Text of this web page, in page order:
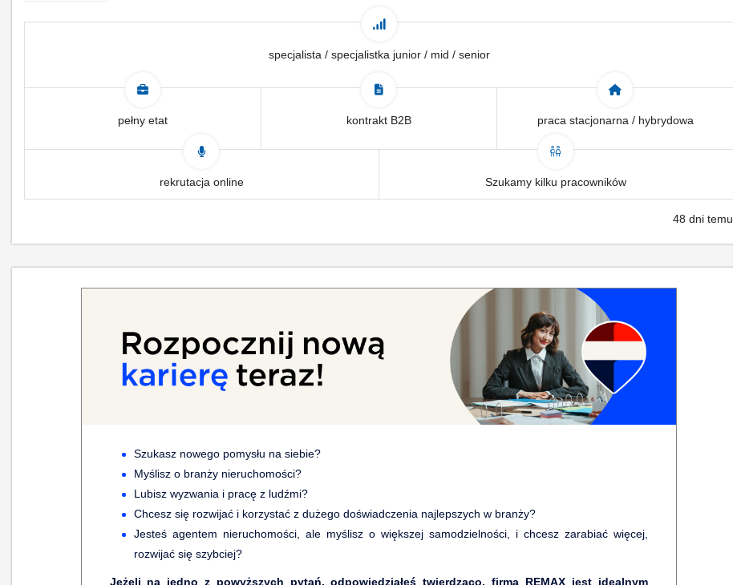
specjalista / specjalistka junior / mid / senior
pełny etat kontrakt B2B praca stacjonarna / hybrydowa
rekrutacja online Szukamy kilku pracowników
48 dni temu
Szukasz nowego pomysłu na siebie?
Myślisz o branży nieruchomości?
Lubisz wyzwania i pracę z ludźmi?
Chcesz się rozwijać i korzystać z dużego doświadczenia najlepszych w branży?
Jesteś agentem nieruchomości, ale myślisz o większej samodzielności, i chcesz zarabiać więcej,
rozwijać się szybciej?
Jeżeli na jedno z powyższych pytań, odpowiedziałeś twierdząco, firma REMAX jest idealnym